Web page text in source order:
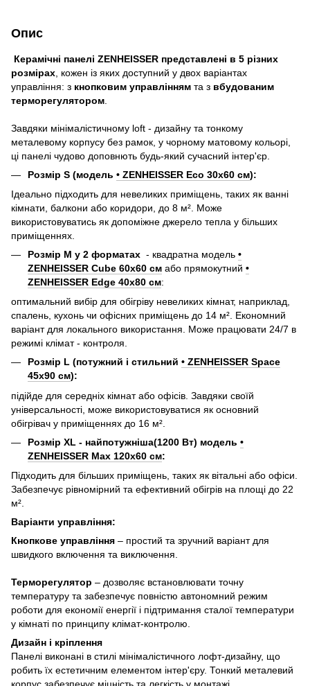
Опис
Керамічні панелі ZENHEISSER представлені в 5 різних
розмірах , кожен із яких доступний у двох варіантах
управління: з кнопковим управлінням та з вбудованим
терморегулятором
Завдяки мінімалістичному loft - дизайну та тонкому
металевому корпусу без рамок, у чорному матовому кольорі,
ці панелі чудово доповнють будь-який сучасний інтер'єр.
Розмір S (модель • ZENHEISSER Eco 30x60 см):
Ідеально підходить для невеликих приміщень, таких як ванні
кімнати, балкони або коридори, до 8 м². Може
використовуватись як допоміжне джерело тепла у більших
приміщеннях.
Розмір M у 2 форматах - квадратна модель •
ZENHEISSER Cube 60x60 см або прямокутний •
ZENHEISSER Edge 40х80 см:
оптимальний вибір для обігріву невеликих кімнат, наприклад,
спалень, кухонь чи офісних приміщень до 14 м². Економний
варіант для локального використання. Може працювати 24/7 в
режимі клімат - контроля.
Розмір L (потужний і стильний • ZENHEISSER Space
45x90 см):
підійде для середніх кімнат або офісів. Завдяки своїй
універсальності, може використовуватися як основний
обігрівач у приміщеннях до 16 м².
Розмір XL - найпотужніша(1200 Вт) модель •
ZENHEISSER Max 120x60 см:
Підходить для більших приміщень, таких як вітальні або офіси.
Забезпечує рівномірний та ефективний обігрів на площі до 22
м².
Варіанти управління:
Кнопкове управління – простий та зручний варіант для
швидкого включення та виключення.
Терморегулятор – дозволяє встановлювати точну
температуру та забезпечує повністю автономний режим
роботи для економії енергії і підтримання сталої температури
у кімнаті по принципу клімат-контролю.
Дизайн і кріплення
Панелі виконані в стилі мінімалістичного лофт-дизайну, що
робить їх естетичним елементом інтер'єру. Тонкий металевий